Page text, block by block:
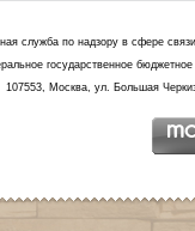
служба по надзору в сфере
государственное
107553, Москва, ул. Большая